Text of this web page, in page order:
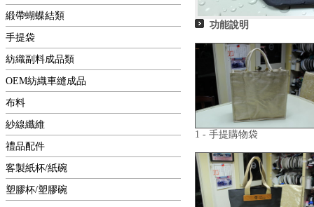
緞帶蝴蝶結類
手提袋
紡織副料成品類
OEM紡織車縫成品
布料
紗線纖維
禮品配件
客製紙杯/紙碗
塑膠杯/塑膠碗
功能說明
1 - 手提購物袋